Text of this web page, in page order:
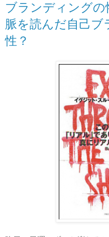
ブランディング
脈を読んだ自己
性？